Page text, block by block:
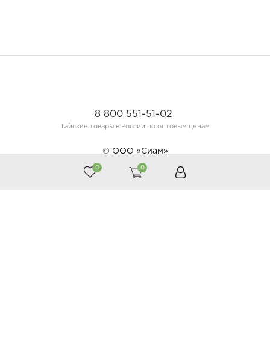
0 0
8 800 551-51-02
Тайские товары в России по оптовым ценам
© ООО «Сиам»